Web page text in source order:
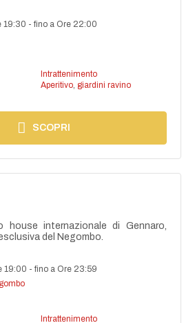
19:30 -fino a Ore 22:00
Intrattenimento
Aperitivo, giardini ravino
SCOPRI
house internazionale di Gennaro,
del Negombo.
19:00 -fino a Ore 23:59
Intrattenimento